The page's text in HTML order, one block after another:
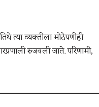
त्या व्यक्तीला मोठेपणीही
रुजवली जाते. परिणामी,